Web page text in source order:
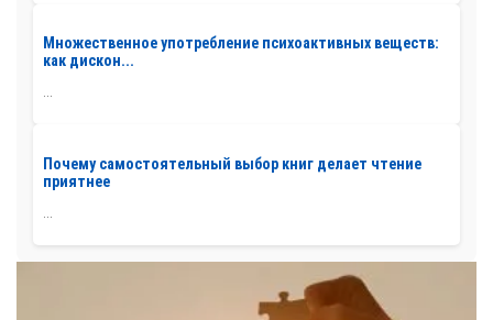
Множественное употребление психоактивных веществ:
как дискон...
...
Почему самостоятельный выбор книг делает чтение
приятнее